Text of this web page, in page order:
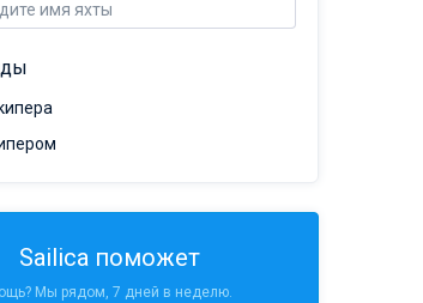
Sailica поможет
Мы рядом, 7 дней в неделю.